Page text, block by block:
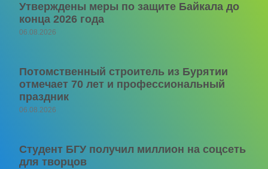
Утверждены меры по защите Байкала до
конца 2026 года
06.08.2026
Потомственный строитель из Бурятии
отмечает 70 лет и профессиональный
праздник
06.08.2026
Студент БГУ получил миллион на соцсеть
для творцов